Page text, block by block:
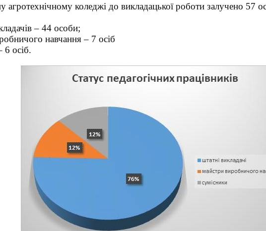
агротехнічному коледжі до викладацької роботи залучено 57
– 44 особи;
навчання – 7 осіб
6 осіб.